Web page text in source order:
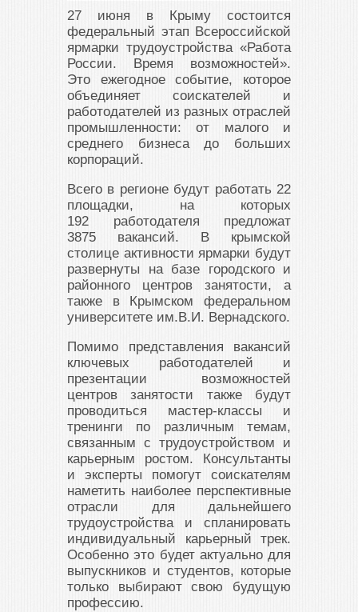
27 июня в Крыму состоится
федеральный этап Всероссийской
ярмарки трудоустройства «Работа
России. Время возможностей».
Это ежегодное событие, которое
объединяет соискателей и
работодателей из разных отраслей
промышленности: от малого и
среднего бизнеса до больших
корпораций.
Всего в регионе будут работать 22
площадки, на которых
192
работодателя предложат
3875
вакансий. В крымской
столице активности ярмарки будут
развернуты на базе городского и
районного центров занятости, а
также в Крымском федеральном
университете им.В.И. Вернадского.
Помимо представления вакансий
ключевых работодателей и
презентации возможностей
центров занятости также будут
проводиться мастер-классы и
тренинги по различным темам,
связанным с трудоустройством и
карьерным ростом. Консультанты
и эксперты помогут соискателям
наметить наиболее перспективные
отрасли для дальнейшего
трудоустройства и спланировать
индивидуальный карьерный трек.
Особенно это будет актуально для
выпускников и студентов, которые
только выбирают свою будущую
профессию.